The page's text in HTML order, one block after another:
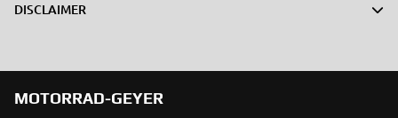
DISCLAIMER
MOTORRAD-GEYER